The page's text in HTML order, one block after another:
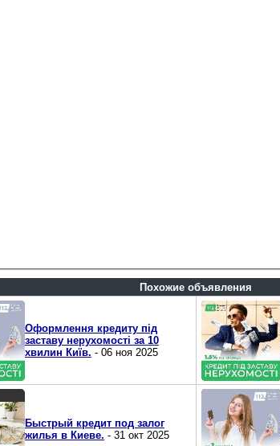
Похожие объявления
Оформлення кредиту під
заставу нерухомості за 10
хвилин Київ. - 06 ноя 2025
Быстрый кредит под залог
жилья в Киеве. - 31 окт 2025